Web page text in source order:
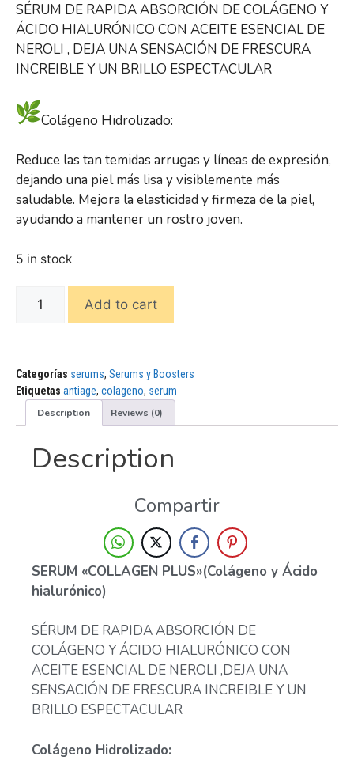
SÉRUM DE RAPIDA ABSORCIÓN DE COLÁGENO Y
ÁCIDO HIALURÓNICO CON ACEITE ESENCIAL DE
NEROLI , DEJA UNA SENSACIÓN DE FRESCURA
INCREIBLE Y UN BRILLO ESPECTACULAR
Colágeno Hidrolizado:
Reduce las tan temidas arrugas y líneas de expresión,
dejando una piel más lisa y visiblemente más
saludable. Mejora la elasticidad y firmeza de la piel,
ayudando a mantener un rostro joven.
5 in stock
Add to cart
Categorías serums, Serums y Boosters
Etiquetas antiage, colageno, serum
Description
Reviews (0)
Description
Compartir
SERUM «COLLAGEN PLUS»(Colágeno y Ácido
hialurónico)
SÉRUM DE RAPIDA ABSORCIÓN DE
COLÁGENO Y ÁCIDO HIALURÓNICO CON
ACEITE ESENCIAL DE NEROLI ,DEJA UNA
SENSACIÓN DE FRESCURA INCREIBLE Y UN
BRILLO ESPECTACULAR
Colágeno Hidrolizado: